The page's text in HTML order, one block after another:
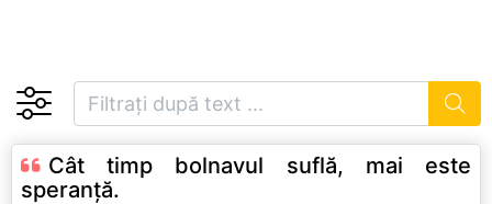
Cât timp bolnavul suflă, mai este
speranţă.